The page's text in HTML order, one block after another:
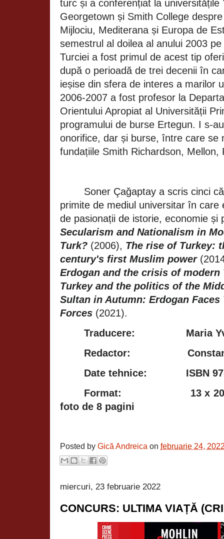
turc și a conferențiat la universitățile
Georgetown și Smith College
Mijlociu, Mediterana și Europa de
semestrul al doilea al anului 2003
Turciei a fost primul de acest tip
după o perioadă de trei decenii în
ieșise din sfera de interes a marilor
2006-2007 a fost profesor la
Orientului Apropiat al Universității
programului de burse Ertegun. I s-
onorifice, dar și burse, între care se
fundațiile Smith Richardson, Mellon,
Soner Çaǧaptay a scris cinci
primite de mediul universitar în care
de pasionații de istorie, economie și
Secularism and Nationalism in
Turk? (2006), The rise of Turkey:
century's first Muslim power
Erdogan and the crisis of modern
Turkey and the politics of the
Sultan in Autumn: Erdogan
Forces (2021).
Traducere:
Maria
Redactor:
Date tehnice:
ISBN
Format:
13 x
foto de 8 pagini
Posted by Gică Andreica on februarie 24,
miercuri, 23 februarie 2022
CONCURS: ULTIMA VIAȚĂ